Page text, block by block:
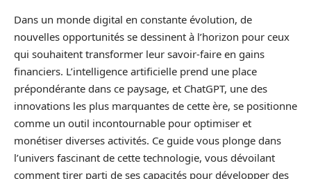
Dans un monde digital en constante évolution, de
nouvelles opportunités se dessinent à l’horizon pour ceux
qui souhaitent transformer leur savoir-faire en gains
financiers. L’intelligence artificielle prend une place
prépondérante dans ce paysage, et ChatGPT, une des
innovations les plus marquantes de cette ère, se positionne
comme un outil incontournable pour optimiser et
monétiser diverses activités. Ce guide vous plonge dans
l’univers fascinant de cette technologie, vous dévoilant
comment tirer parti de ses capacités pour développer des